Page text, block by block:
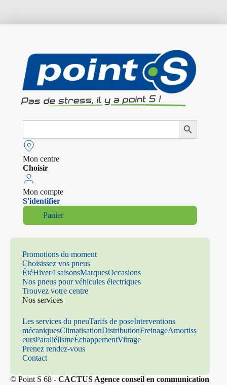
Search
Search Button
Mon centre
Choisir
Mon compte
S'identifier
Panier
Promotions du moment
Choisissez vos pneus
ÉtéHiver4 saisonsMarquesOccasions
Nos pneus pour véhicules électriques
Trouvez votre centre
Nos services
Les services du pneuTarifs de poseInterventions
mécaniquesClimatisationDistributionFreinageAmortiss
eursParallélismeÉchappementVitrage
Prenez rendez-vous
Contact
© Point S 68 - CACTUS Agence conseil en communication